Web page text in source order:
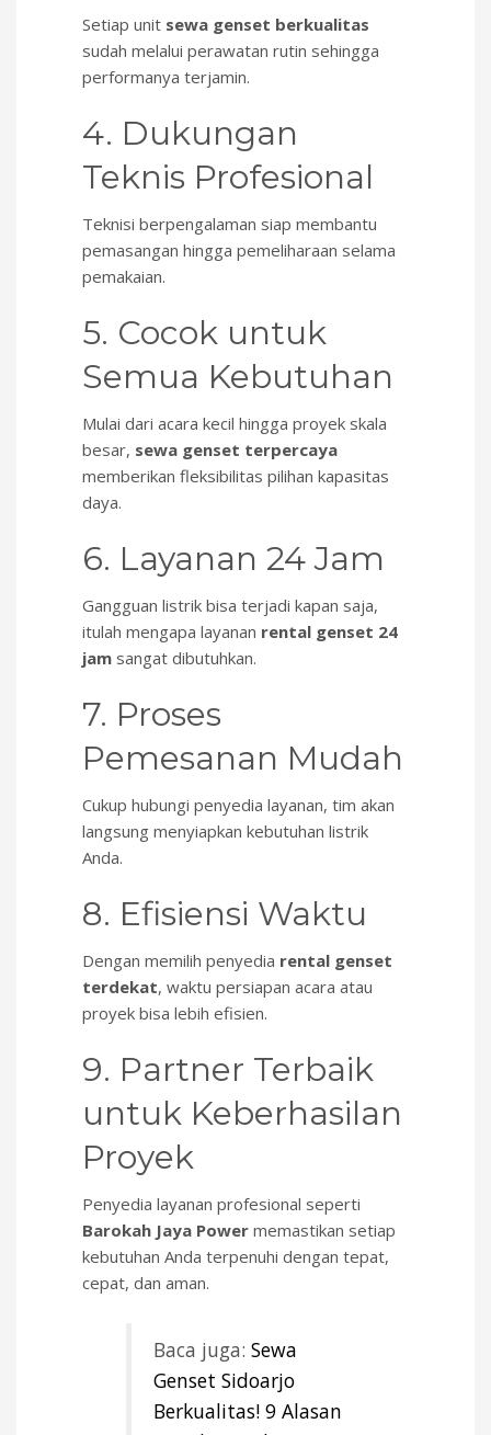
Setiap unit sewa genset berkualitas
sudah melalui perawatan rutin sehingga
performanya terjamin.
4. Dukungan
Teknis Profesional
Teknisi berpengalaman siap membantu
pemasangan hingga pemeliharaan selama
pemakaian.
5. Cocok untuk
Semua Kebutuhan
Mulai dari acara kecil hingga proyek skala
besar, sewa genset terpercaya
memberikan fleksibilitas pilihan kapasitas
daya.
6. Layanan 24 Jam
Gangguan listrik bisa terjadi kapan saja,
itulah mengapa layanan rental genset 24
jam sangat dibutuhkan.
7. Proses
Pemesanan Mudah
Cukup hubungi penyedia layanan, tim akan
langsung menyiapkan kebutuhan listrik
Anda.
8. Efisiensi Waktu
Dengan memilih penyedia rental genset
terdekat, waktu persiapan acara atau
proyek bisa lebih efisien.
9. Partner Terbaik
untuk Keberhasilan
Proyek
Penyedia layanan profesional seperti
Barokah Jaya Power memastikan setiap
kebutuhan Anda terpenuhi dengan tepat,
cepat, dan aman.
Baca juga: Sewa
Genset Sidoarjo
Berkualitas! 9 Alasan